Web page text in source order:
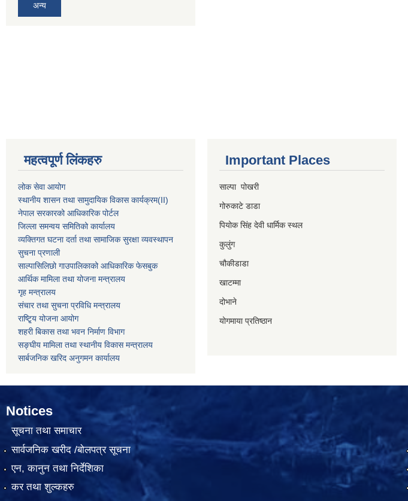
अन्य
महत्वपूर्ण लिंकहरु
लोक सेवा आयोग
स्थानीय शासन तथा सामुदायिक विकास कार्यक्रम(II)
नेपाल सरकारको आधिकारिक पोर्टल
जिल्ला समन्वय समितिको कार्यालय
व्यक्तिगत घटना दर्ता तथा सामाजिक सुरक्षा व्यवस्थापन
सुचना प्रणाली
साल्पासिलिछो गाउपालिकाको आधिकारिक फेसबुक
आर्थिक मामिला तथा योजना मन्त्रालय
गृह मन्त्रालय
संचार तथा सुचना प्रविधि मन्त्रालय
राष्टि्ृय योजना आयोग
शहरी बिकास तथा भवन निर्माण विभाग
सङ्घीय मामिला तथा स्थानीय विकास मन्त्रालय
सार्बजनिक खरिद अनुगमन कार्यालय
Important Places
साल्पा पोखरी
गोरुकाटे डाडा
पियोक सिंह देवी धार्मिक स्थल
कुलुंग
चौकीडाडा
खाटम्मा
दोभाने
योगमाया प्रतिष्ठान
Notices
सूचना तथा समाचार
सार्वजनिक खरीद /बोलपत्र सूचना
एन, कानुन तथा निर्देशिका
कर तथा शुल्कहरु